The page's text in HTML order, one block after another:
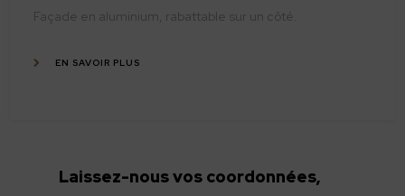
Façade en aluminium, rabattable sur un côté.
EN SAVOIR PLUS
Laissez-nous vos coordonnées,